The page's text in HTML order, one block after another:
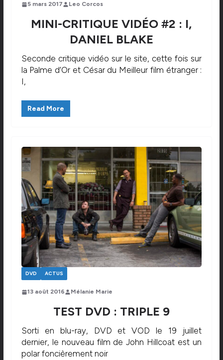
5 mars 2017 Leo Corcos
MINI-CRITIQUE VIDÉO #2 : I,
DANIEL BLAKE
Seconde critique vidéo sur le site, cette fois sur
la Palme d’Or et César du Meilleur film étranger :
I,
Read More
DVD ACTUS
13 août 2016 Mélanie Marie
TEST DVD : TRIPLE 9
Sorti en blu-ray, DVD et VOD le 19 juillet
dernier, le nouveau film de John Hillcoat est un
polar foncièrement noir